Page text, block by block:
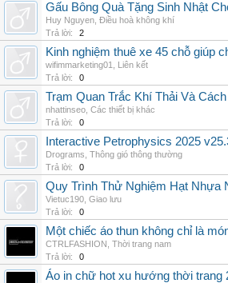
Gấu Bông Quà Tặng Sinh Nhật
Huy Nguyen Điều hoà không khí
Trả lời:
2
Kinh nghiệm thuê xe 45 chỗ giúp
wifimmarketing01
Liên kết
Trả lời:
0
Trạm Quan Trắc Khí Thải Và
nhattinseo Các thiết bị khác
Trả lời:
0
Interactive Petrophysics 2025
Drograms Thông gió thông thường
Trả lời:
0
Quy Trình Thử Nghiệm Hạt Nhựa
Vietuc190 Giao lưu
Trả lời:
0
Một chiếc áo thun không chỉ là
CTRLFASHION Thời trang nam
Trả lời:
0
Áo in chữ hot xu hướng thời trang